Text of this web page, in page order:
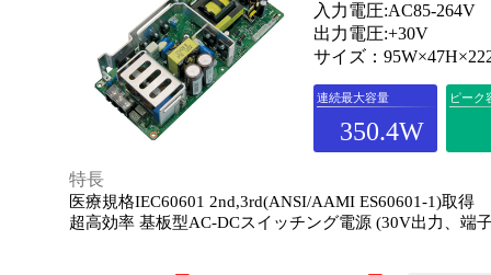
入力電圧:AC85-264V
出力電圧:+30V
サイズ：
連続最大容量
350.4W
ピーク
特長
医療規格IEC60601 2nd,3rd(ANSI/AAMI ES60601-1)取得
超高効率 基板型AC-DCスイッチング電源 (30V出力、端